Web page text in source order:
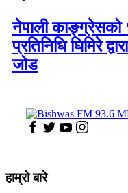
नेपाली काङ्ग्रेसको
प्रतिनिधि घिमिरे
जोड
हाम्रो बारे